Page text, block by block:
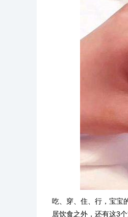
吃、穿、住、行，宝宝
居饮食之外，还有这3